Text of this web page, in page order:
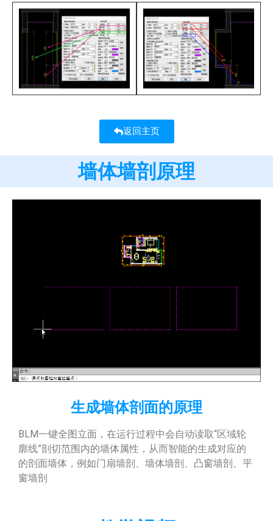
返回主页
墙体墙剖原理
生成墙体剖面的原理
BLM一键全图立面，在运行过程中会自动读取“区域轮
廓线”剖切范围内的墙体属性，从而智能的生成对应的
的剖面墙体，例如门扇墙剖、墙体墙剖、凸窗墙剖、平
窗墙剖